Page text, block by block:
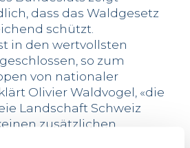
dass das Waldgesetz
schützt.
in den wertvollsten
so zum
von nationaler
Olivier Waldvogel, «die
Landschaft Schweiz
zusätzlichen